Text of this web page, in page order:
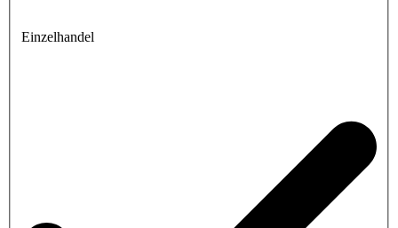
Einzelhandel